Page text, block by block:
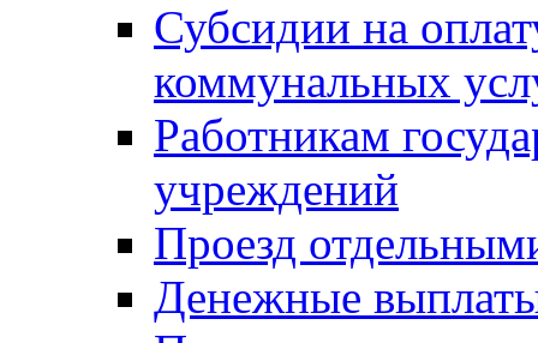
Субсидии на
коммунальных
Работникам
учреждений
Проезд
Денежные